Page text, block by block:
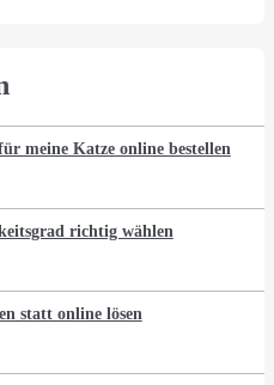
meine Katze online bestellen
richtig wählen
statt online lösen